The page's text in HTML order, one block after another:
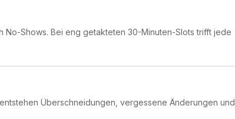
Shows. Bei eng getakteten 30-Minuten-Slots trifft jede
Überschneidungen, vergessene Änderungen und